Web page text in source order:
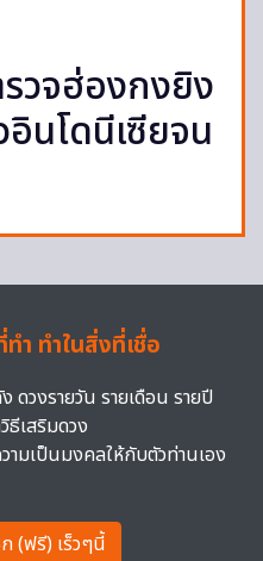
วจฮ่องกงยิง
นโดนีเซียจน
ำ ทำในสิ่งที่เชื่อ
ดวงรายวัน รายเดือน รายปี
เสริมดวง
ามเป็นมงคลให้กับตัวท่านเอง
(ฟรี) เร็วๆนี้